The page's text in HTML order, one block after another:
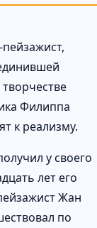
Филиппа
к реализму.
у своего
лет его
Жан
по